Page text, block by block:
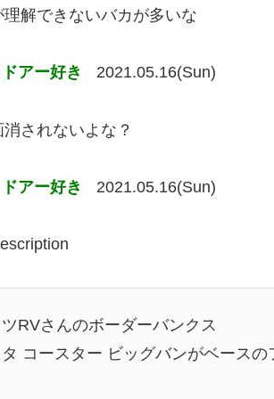
理解できないバカが多いな
アー好き 2021.05.16(Sun)
されないよな？
アー好き 2021.05.16(Sun)
RVさんのボーダーバンクス
タ コースター ビッグバンがベースの